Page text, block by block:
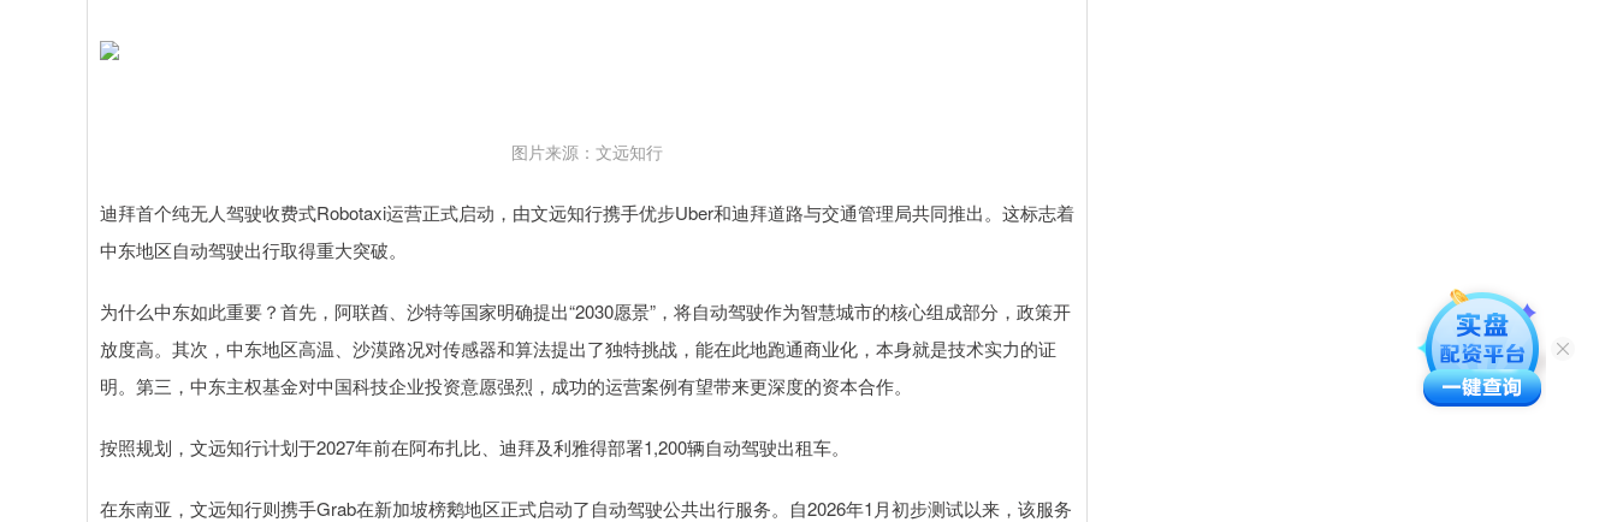
图片来源：文远知行
迪拜首个纯无人驾驶收费式Robotaxi运营正式启动，由文远知行携手优步Uber和迪拜道路与交通管理局共同推出。这标志着
中东地区自动驾驶出行取得重大突破。
为什么中东如此重要？首先，阿联酋、沙特等国家明确提出“2030愿景”，将自动驾驶作为智慧城市的核心组成部分，政策开
放度高。其次，中东地区高温、沙漠路况对传感器和算法提出了独特挑战，能在此地跑通商业化，本身就是技术实力的证
明。第三，中东主权基金对中国科技企业投资意愿强烈，成功的运营案例有望带来更深度的资本合作。
按照规划，文远知行计划于2027年前在阿布扎比、迪拜及利雅得部署1,200辆自动驾驶出租车。
在东南亚，文远知行则携手Grab在新加坡榜鹅地区正式启动了自动驾驶公共出行服务。自2026年1月初步测试以来，该服务